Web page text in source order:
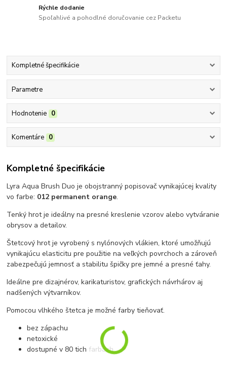
Rýchle dodanie
Spoľahlivé a pohodlné doručovanie cez Packetu
Kompletné špecifikácie
Parametre
Hodnotenie 0
Komentáre 0
Kompletné špecifikácie
Lyra Aqua Brush Duo je obojstranný popisovač vynikajúcej kvality
vo farbe: 012 permanent orange.
Tenký hrot je ideálny na presné kreslenie vzorov alebo vytváranie
obrysov a detailov.
Štetcový hrot je vyrobený s nylónových vlákien, ktoré umožňujú
vynikajúcu elasticitu pre použitie na veľkých povrchoch a zároveň
zabezpečujú jemnosť a stabilitu špičky pre jemné a presné ťahy.
Ideálne pre dizajnérov, karikaturistov, grafických návrhárov aj
nadšených výtvarníkov.
Pomocou vlhkého štetca je možné farby tieňovať.
bez zápachu
netoxické
dostupné v 80 tich farbách